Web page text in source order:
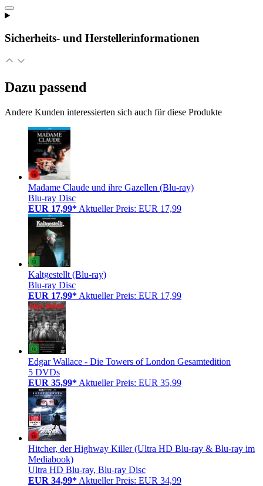
Sicherheits- und Herstellerinformationen
Dazu passend
Andere Kunden interessierten sich auch für diese Produkte
Madame Claude und ihre Gazellen (Blu-ray)
Blu-ray Disc
EUR 17,99* Aktueller Preis: EUR 17,99
Kaltgestellt (Blu-ray)
Blu-ray Disc
EUR 17,99* Aktueller Preis: EUR 17,99
Edgar Wallace - Die Towers of London Gesamtedition
5 DVDs
EUR 35,99* Aktueller Preis: EUR 35,99
Hitcher, der Highway Killer (Ultra HD Blu-ray & Blu-ray im
Mediabook)
Ultra HD Blu-ray, Blu-ray Disc
EUR 34,99* Aktueller Preis: EUR 34,99